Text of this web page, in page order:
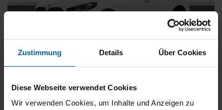
Zustimmung Details Über Cookies
Diese Webseite verwendet Cookies
Wir verwenden Cookies, um Inhalte und Anzeigen zu
BMW 225
Gebrauchtwagen